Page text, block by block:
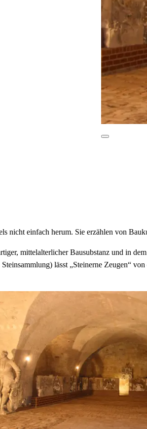
nicht einfach herum. Sie erzählen von
mittelalterlicher Bausubstanz und in
lässt „Steinerne Zeugen“ von